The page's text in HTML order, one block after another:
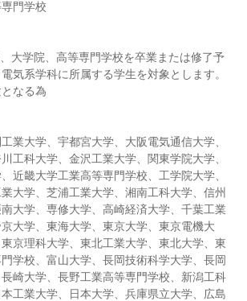
門学校
大学院、高等専門学校を卒業または修了予
気系学科に所属する学生を対象とします。
なる為
業大学、宇都宮大学、大阪電気通信大学、
工科大学、金沢工業大学、関東学院大学、
近畿大学工業高等専門学校、工学院大学、
大学、芝浦工業大学、湘南工科大学、信州
大学、専修大学、高崎経済大学、千葉工業
大学、東海大学、東京大学、東京電機大
京理科大学、東北工業大学、東北大学、東
学校、富山大学、長岡技術科学大学、長岡
崎大学、長野工業高等専門学校、新潟工科
工業大学、日本大学、兵庫県立大学、広島